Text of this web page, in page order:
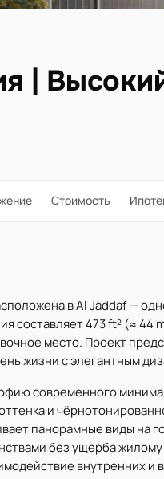
|
Стоимость
в Al Jaddaf —
составляет 473 ft² (≈ 44
место. Проект
жизни с элегантным
современного
и
панорамные виды на
без ущерба
внутренних и